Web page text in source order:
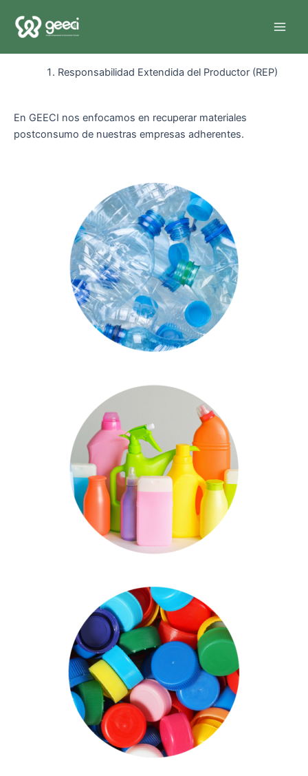
contenido
Nuestros ejes de acción
Responsabilidad Extendida del Productor (REP)
En GEECI nos enfocamos en recuperar materiales
postconsumo de nuestras empresas adherentes.